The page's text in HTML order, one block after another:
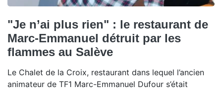
"Je n’ai plus rien" : le restaurant de
Marc-Emmanuel détruit par les
flammes au Salève
Le Chalet de la Croix, restaurant dans lequel l’ancien
animateur de TF1 Marc-Emmanuel Dufour s’était